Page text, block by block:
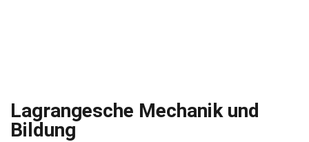
Lagrangesche Mechanik und
Bildung